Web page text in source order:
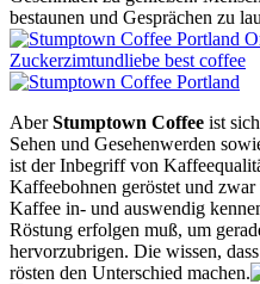
bestaunen und Gesprächen zu
AberStumptown Coffee ist
Sehen und Gesehenwerden
ist der Inbegriff von
Kaffeebohnen geröstet und
Kaffee in- und auswendig
Röstung erfolgen muß, um
hervorzubrigen. Die wissen,
rösten den Unterschied machen.